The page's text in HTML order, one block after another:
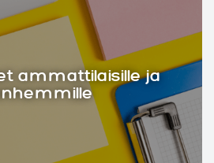
ammattilaisille ja